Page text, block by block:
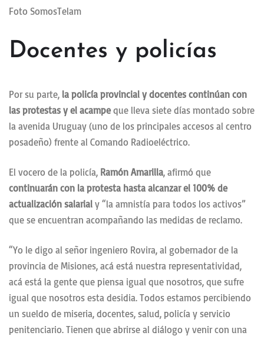
Foto SomosTelam
Docentes y policías
Por su parte, la policía provincial y docentes continúan con
las protestas y el acampeque lleva siete días montado sobre
la avenida Uruguay (uno de los principales accesos al centro
posadeño) frente al Comando Radioeléctrico.
El vocero de la policía, Ramón Amarilla, afirmó que
continuarán con la protesta hasta alcanzar el 100% de
actualización salarial y “la amnistía para todos los activos”
que se encuentran acompañando las medidas de reclamo.
“Yo le digo al señor ingeniero Rovira, al gobernador de la
provincia de Misiones, acá está nuestra representatividad,
acá está la gente que piensa igual que nosotros, que sufre
igual que nosotros esta desidia. Todos estamos percibiendo
un sueldo de miseria, docentes, salud, policía y servicio
penitenciario. Tienen que abrirse al diálogo y venir con una